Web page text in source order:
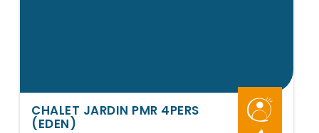
CHALET JARDIN PMR 4PERS
(EDEN)